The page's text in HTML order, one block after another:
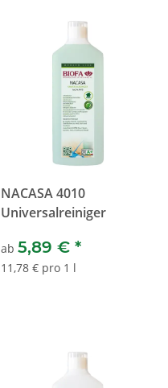
NACASA 4010
Universalreiniger
ab 5,89 € *
11,78 € pro 1 l